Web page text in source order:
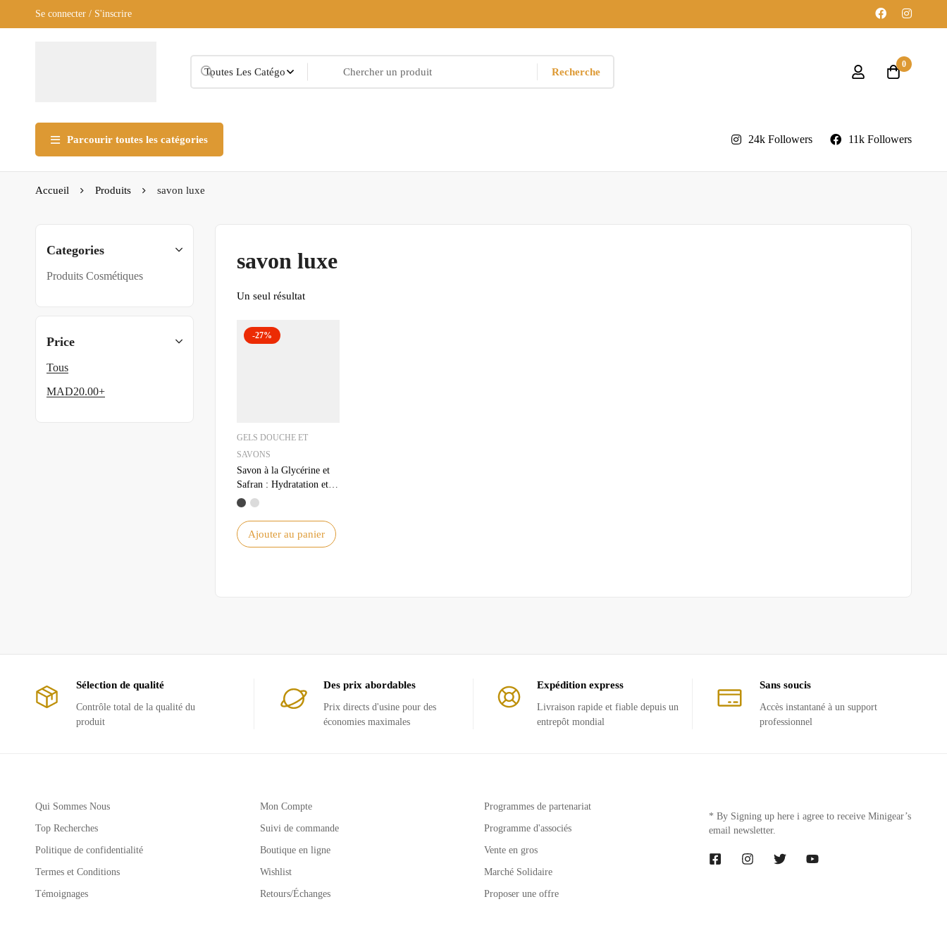
Se connecter / S'inscrire
Recherche
0
Parcourir toutes les catégories 24k Followers 11k Followers
Accueil Produits savon luxe
Categories
Produits Cosmétiques
Price
Tous
MAD20.00+
savon luxe
Un seul résultat
-27%
GELS DOUCHE ET
SAVONS
Savon à la Glycérine et
Safran : Hydratation et
Éclat Naturel pour Votre
Ajouter au panier
Sélection de qualité
Contrôle total de la qualité du
produit
Des prix abordables
Prix ​​directs d'usine pour des
économies maximales
Expédition express
Livraison rapide et fiable depuis un
entrepôt mondial
Sans soucis
Accès instantané à un support
professionnel
Qui Sommes Nous
Top Recherches
Politique de confidentialité
Termes et Conditions
Témoignages
Mon Compte
Suivi de commande
Boutique en ligne
Wishlist
Retours/Échanges
Programmes de partenariat
Programme d'associés
Vente en gros
Marché Solidaire
Proposer une offre
* By Signing up here i agree to receive Minigear’s
email newsletter.